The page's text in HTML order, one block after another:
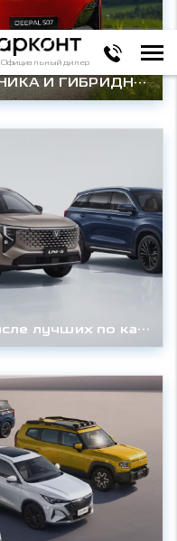
Официальный дилер
ХАРАКТЕР ПУТЕШЕСТВЕННИКА И ГИБРИДНАЯ МОЩЬ DEEPAL S07 УЖЕ В РОССИИ
Три модели CHANGAN в числе лучших по качеству в Китае по версии J.D. Power